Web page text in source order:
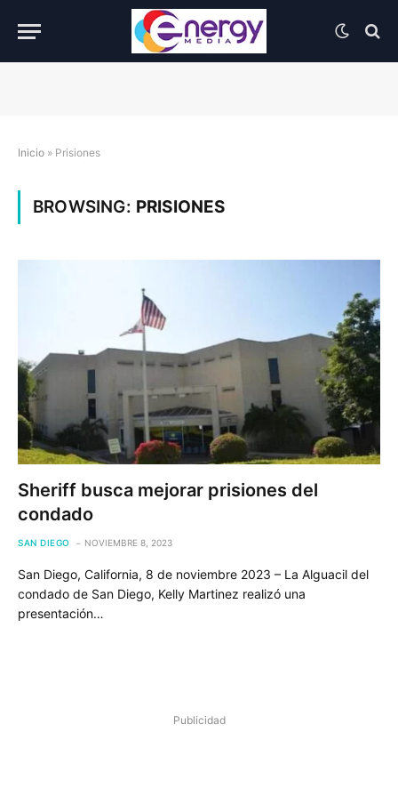
Inicio » Prisiones
BROWSING: PRISIONES
Sheriff busca mejorar prisiones del
condado
SAN DIEGO NOVIEMBRE 8, 2023
San Diego, California, 8 de noviembre 2023 – La Alguacil del
condado de San Diego, Kelly Martinez realizó una
presentación…
Publicidad